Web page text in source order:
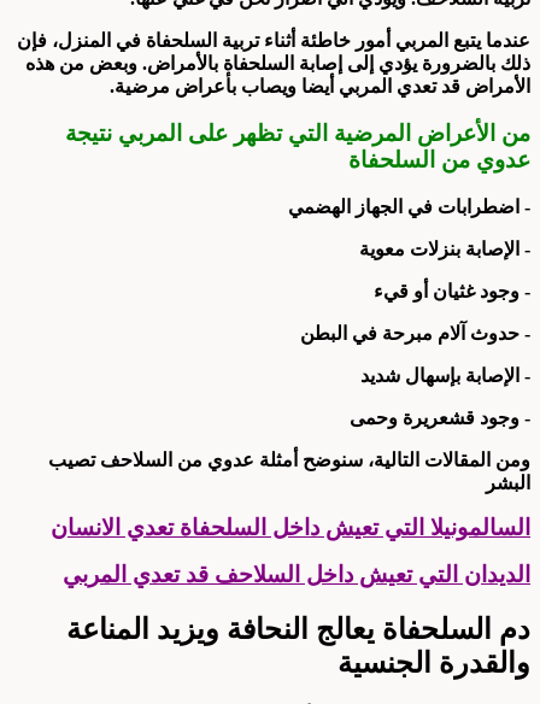
عندما يتبع المربي أمور خاطئة أثناء تربية السلحفاة في المنزل، فإن
ذلك بالضرورة يؤدي إلى إصابة السلحفاة بالأمراض. وبعض من هذه
الأمراض قد تعدي المربي أيضا ويصاب بأعراض مرضية.
من الأعراض المرضية التي تظهر على المربي نتيجة
عدوي من السلحفاة
- اضطرابات في الجهاز الهضمي
- الإصابة بنزلات معوية
- وجود غثيان أو قيء
- حدوث آلام مبرحة في البطن
- الإصابة بإسهال شديد
- وجود قشعريرة وحمى
ومن المقالات التالية، سنوضح أمثلة عدوي من السلاحف تصيب
البشر
السالمونيلا التي تعيش داخل السلحفاة تعدي الانسان
الديدان التي تعيش داخل السلاحف قد تعدي المربي
دم السلحفاة يعالج النحافة ويزيد المناعة
والقدرة الجنسية